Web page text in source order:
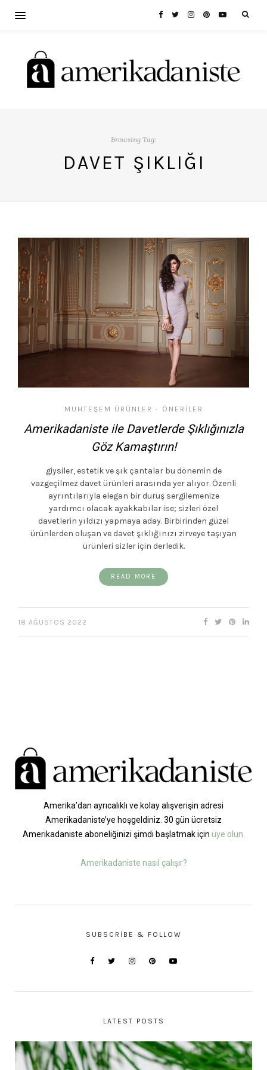
Browsing Tag:
DAVET ŞIKLIĞI
MUHTEŞEM ÜRÜNLER • ÖNERILER
Amerikadaniste ile Davetlerde Şıklığınızla
Göz Kamaştırın!
giysiler, estetik ve şık çantalar bu dönemin de
vazgeçilmez davet ürünleri arasında yer alıyor. Özenli
ayrıntılarıyla elegan bir duruş sergilemenize
yardımcı olacak ayakkabılar ise; sizleri özel
davetlerin yıldızı yapmaya aday. Birbirinden güzel
ürünlerden oluşan ve davet şıklığınızı zirveye taşıyan
ürünleri sizler için derledik.
READ MORE
18 AĞUSTOS 2022
Amerika’dan ayrıcalıklı ve kolay alışverişin adresi
Amerikadaniste’ye hoşgeldiniz. 30 gün ücretsiz
Amerikadaniste aboneliğinizi şimdi başlatmak için üye olun.
Amerikadaniste nasıl çalışır?
SUBSCRIBE & FOLLOW
LATEST POSTS